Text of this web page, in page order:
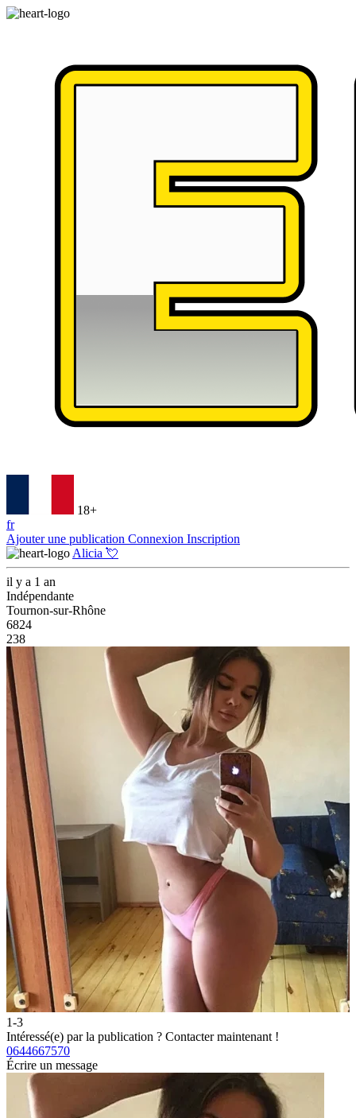
18+
fr
Ajouter une publication Connexion Inscription
Alicia 💘
il y a 1 an
Indépendante
Tournon-sur-Rhône
6824
238
1-3
Intéressé(e) par la publication ? Contacter maintenant !
0644667570
Écrire un message